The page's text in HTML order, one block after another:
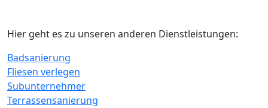
Hier geht es zu unseren anderen Dienstleistungen:
Badsanierung
Fliesen verlegen
Subunternehmer
Terrassensanierung